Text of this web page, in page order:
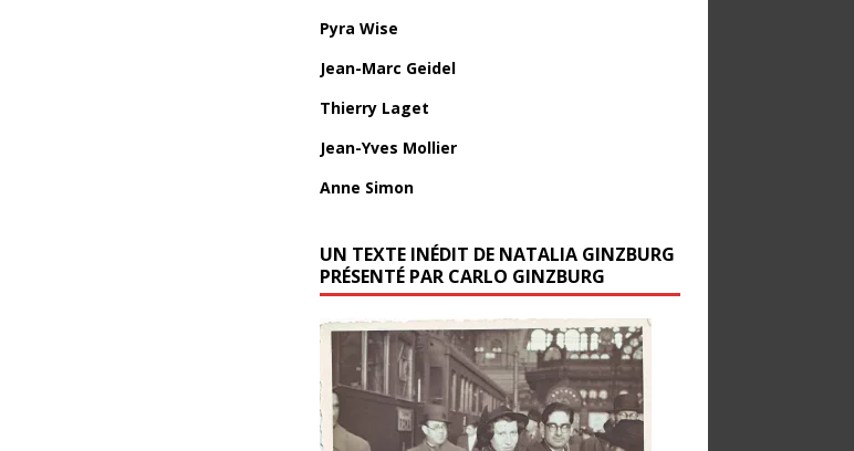
Pyra Wise
Jean-Marc Geidel
Thierry Laget
Jean-Yves Mollier
Anne Simon
UN TEXTE INÉDIT DE NATALIA GINZBURG
PRÉSENTÉ PAR CARLO GINZBURG